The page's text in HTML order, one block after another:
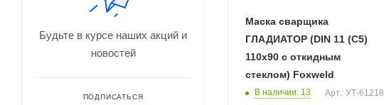
Маска сварщика
ГЛАДИАТОР (DIN 11 (С5)
110х90 с откидным
стеклом) Foxweld
В наличии: 13 Арт.: УТ-61218
Будьте в курсе наших акций и
новостей
ПОДПИСАТЬСЯ